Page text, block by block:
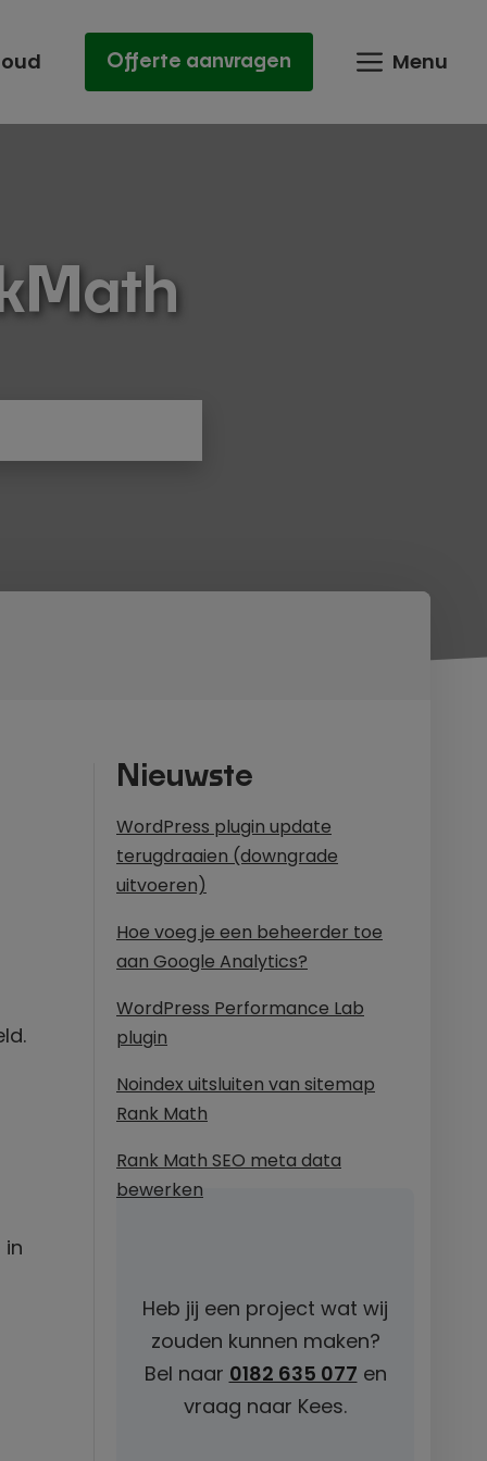
Offerte aanvragen Menu
Nieuwste
WordPress plugin update
terugdraaien (downgrade
uitvoeren)
Hoe voeg je een beheerder toe
aan Google Analytics?
WordPress Performance Lab
plugin
Noindex uitsluiten van sitemap
Rank Math
Rank Math SEO meta data
bewerken
Heb jij een project wat wij
zouden kunnen maken?
Bel naar 0182 635 077 en
vraag naar Kees.